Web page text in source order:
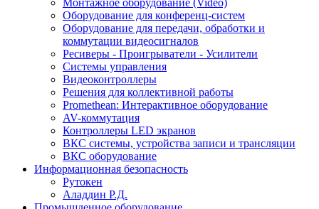
Монтажное оборудование (Video)
Оборудование для конференц-систем
Оборудование для передачи, обработки и
коммутации видеосигналов
Ресиверы - Проигрыватели - Усилители
Системы управления
Видеоконтроллеры
Решения для коллективной работы
Promethean: Интерактивное оборудование
AV-коммутация
Контроллеры LED экранов
ВКС системы, устройства записи и трансляции
ВКС оборудование
Информационная безопасность
Рутокен
Аладдин Р.Д.